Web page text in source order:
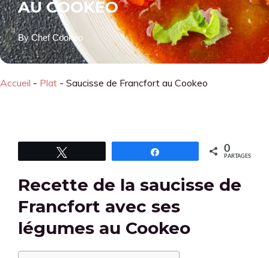
AU COOKEO
ByChef Cookéo
Accueil - Plat - Saucisse de Francfort au Cookeo
0
PARTAGES
Recette de la saucisse de
Francfort avec ses
légumes au Cookeo